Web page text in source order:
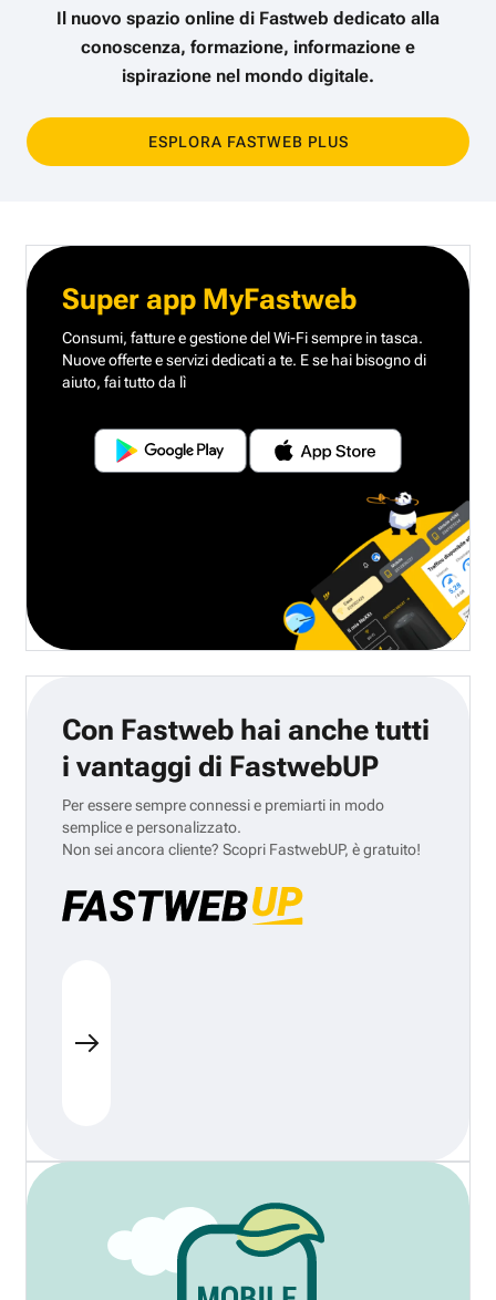
Il nuovo spazio online di Fastweb dedicato alla
conoscenza, formazione, informazione e
ispirazione nel mondo digitale.
ESPLORA FASTWEB PLUS
Super app MyFastweb
Consumi, fatture e gestione del Wi-Fi sempre in tasca.
Nuove offerte e servizi dedicati a te. E se hai bisogno di
aiuto, fai tutto da lì
Con Fastweb hai anche tutti
i vantaggi di FastwebUP
Per essere sempre connessi e premiarti in modo
semplice e personalizzato.
Non sei ancora cliente? Scopri FastwebUP, è gratuito!